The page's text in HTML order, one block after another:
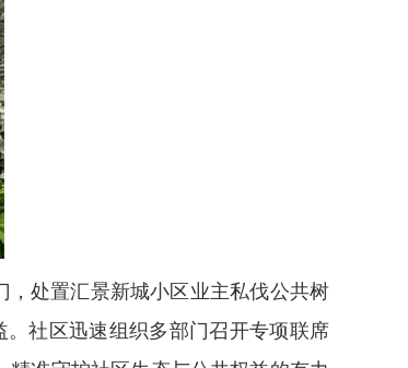
，处置汇景新城小区业主私伐公共树
社区迅速组织多部门召开专项联席